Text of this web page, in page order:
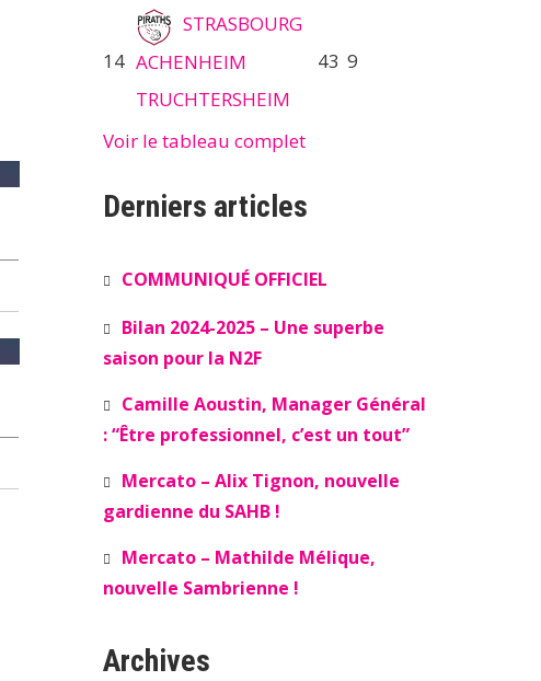
14
STRASBOURG
ACHENHEIM
TRUCHTERSHEIM
43 9
Voir le tableau complet
Derniers articles
COMMUNIQUÉ OFFICIEL
Bilan 2024-2025 – Une superbe
saison pour la N2F
Camille Aoustin, Manager Général
: “Être professionnel, c’est un tout”
Mercato – Alix Tignon, nouvelle
gardienne du SAHB !
Mercato – Mathilde Mélique,
nouvelle Sambrienne !
Archives